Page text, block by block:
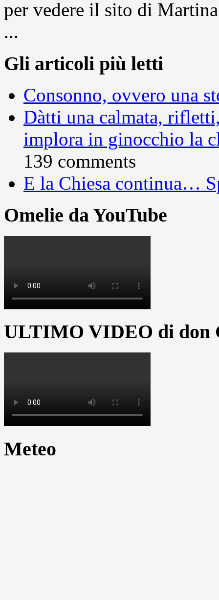
per vedere il sito di
...
Gli articoli più letti
Consonno, ovvero una
Dàtti una calmata,
implora in ginocchio la
139 comments
E la Chiesa continua…
Omelie da YouTube
ULTIMO VIDEO di don
Meteo